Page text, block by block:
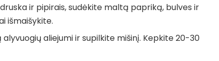
ir pipirais, sudėkite maltą papriką, bulves ir
išmaišykite.
aliejumi ir supilkite mišinį. Kepkite 20-30